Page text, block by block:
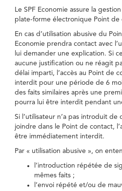
Le SPF Economie assure la
plate-forme électronique Point de
En cas d’utilisation abusive du
Economie prendra contact avec
lui demander une explication. Si
aucune justification ou ne réagit
délai imparti, l’accès au Point de
interdit pour une période de 6
des faits similaires après une
pourra lui être interdit pendant
Si l’utilisateur n’a pas introduit
joindre dans le Point de contact,
être immédiatement interdit.
Par « utilisation abusive », on
l’introduction répétée de
mêmes faits ;
l’envoi répété et/ou de